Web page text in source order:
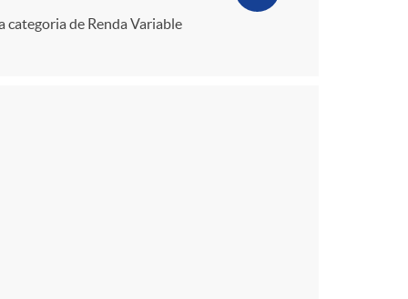
categoria de Renda Variable